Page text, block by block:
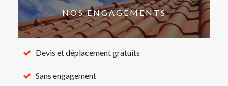
NOS ENGAGEMENTS
Devis et déplacement gratuits
Sans engagement